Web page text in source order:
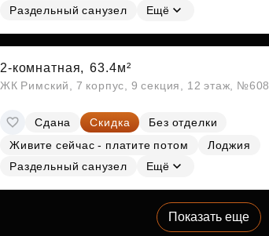
Раздельный санузел
Ещё
2-комнатная, 63.4м²
ЖК Римский, 7 корпус, 9 секция, 12 этаж, №608
Сдана Скидка
Без отделки
Живите сейчас - платите потом
Лоджия
Раздельный санузел
Ещё
Показать еще